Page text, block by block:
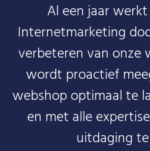
Al een jaar
Internetmarketing
verbeteren van onze
wordt proactief
webshop optimaal te
en met alle
uitdaging